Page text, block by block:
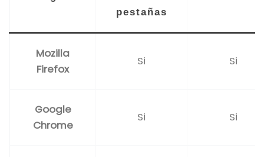
pestañas
Mozilla
Firefox
Si Si
Google
Chrome
Si Si